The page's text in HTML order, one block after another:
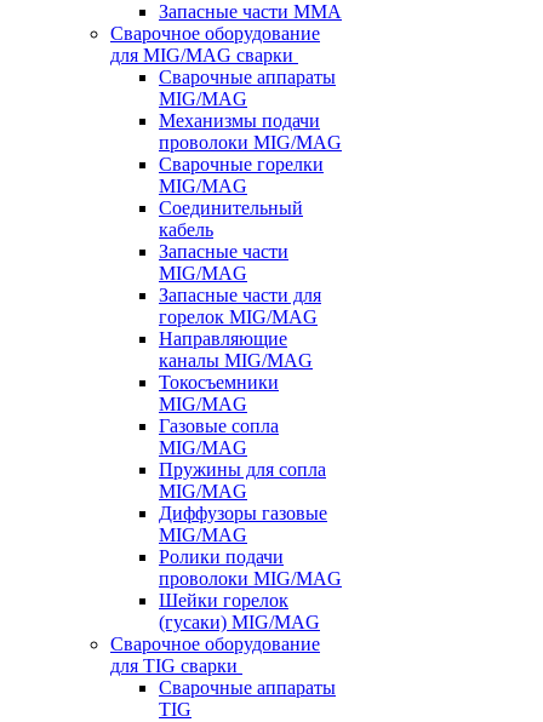
Запасные части MMA
Сварочное оборудование
для MIG/MAG сварки
Сварочные аппараты
MIG/MAG
Механизмы подачи
проволоки MIG/MAG
Сварочные горелки
MIG/MAG
Соединительный
кабель
Запасные части
MIG/MAG
Запасные части для
горелок MIG/MAG
Направляющие
каналы MIG/MAG
Токосъемники
MIG/MAG
Газовые сопла
MIG/MAG
Пружины для сопла
MIG/MAG
Диффузоры газовые
MIG/MAG
Ролики подачи
проволоки MIG/MAG
Шейки горелок
(гусаки) MIG/MAG
Сварочное оборудование
для TIG сварки
Сварочные аппараты
TIG